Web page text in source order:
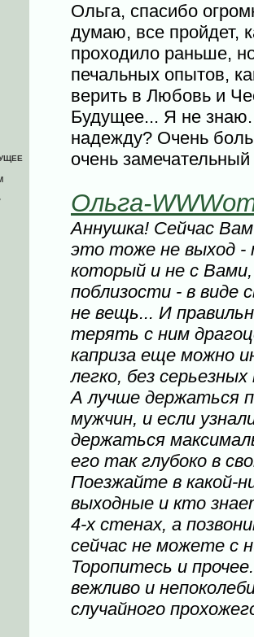
Ольга, спасибо
думаю, все пройдет,
проходило раньше,
печальных опытов,
верить в Любовь и
Будущее... Я не
надежду? Очень
очень
Ольга-
Аннушка! Сейчас Вам
это тоже не выход -
который и не с
поблизости - в виде
не вещь... И
терять с ним
каприза еще можно
легко, без
А лучше держаться
мужчин, и если
держаться
его так глубоко в
Поезжайте в какой-
выходные и кто
4-х стенах, а
сейчас не можете с
Торопитесь и
вежливо и
случайного